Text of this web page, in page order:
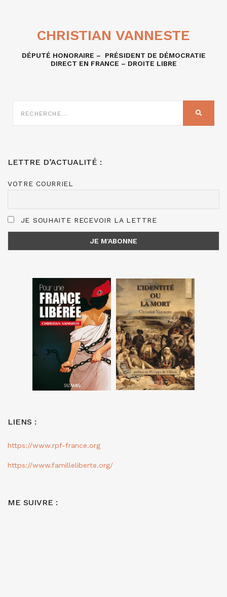
CHRISTIAN VANNESTE
DÉPUTÉ HONORAIRE – PRÉSIDENT DE DÉMOCRATIE
DIRECT EN FRANCE – DROITE LIBRE
SUR
LETTRE D’ACTUALITÉ :
VOTRE COURRIEL
JE SOUHAITE RECEVOIR LA LETTRE
LIENS :
https://www.rpf-france.org
https://www.familleliberte.org/
ME SUIVRE :